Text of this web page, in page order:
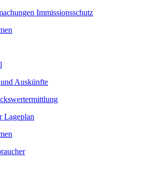
Immissionsschutz
Auskünfte
Lageplan